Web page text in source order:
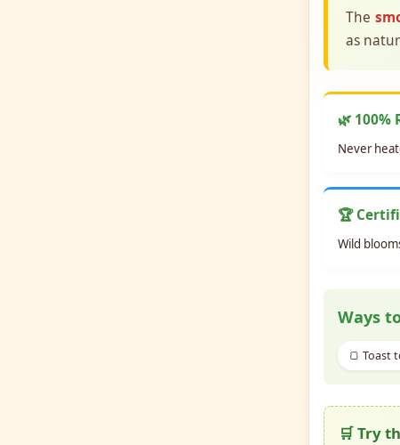
The
as
🌿 100%
Never
🏆
Wild
Ways
🍞 Toast
🛒 Try